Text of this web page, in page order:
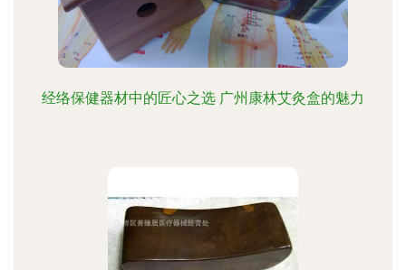
经络保健器材中的匠心之选 广州康林艾灸盒的魅力